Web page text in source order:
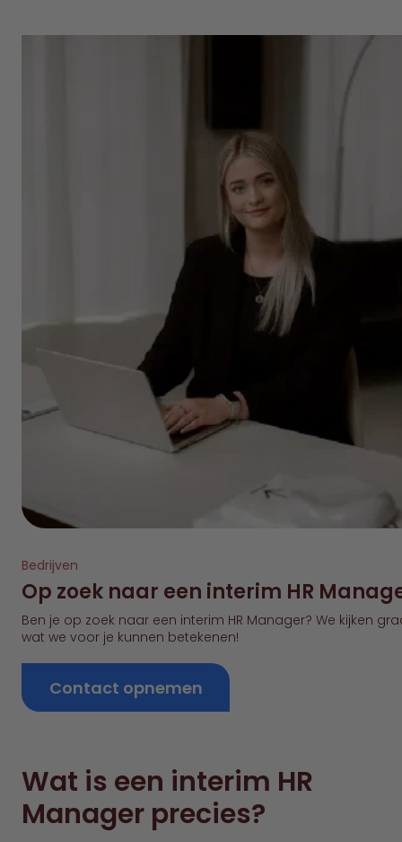
Bedrijven
Op zoek naar een interim HR
Ben je op zoek naar een interim HR Manager? We kijken
wat we voor je kunnen betekenen!
Contact opnemen
Wat is een interim HR
Manager precies?